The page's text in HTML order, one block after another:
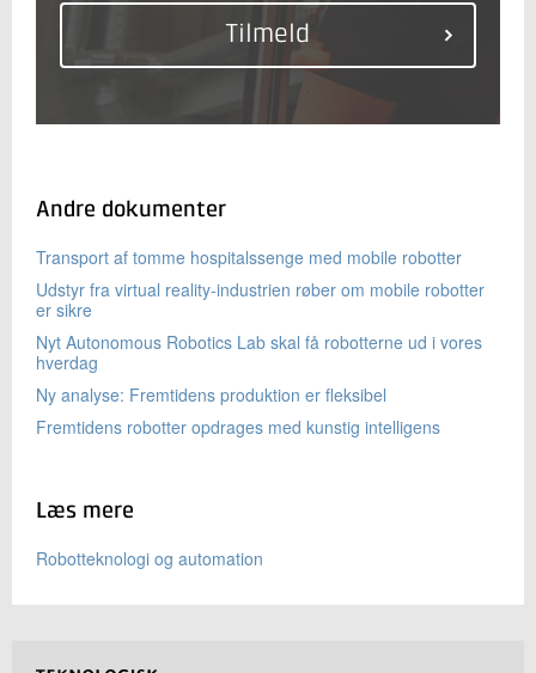
Andre dokumenter
Transport af tomme hospitalssenge med mobile robotter
Udstyr fra virtual reality-industrien røber om mobile robotter
er sikre
Nyt Autonomous Robotics Lab skal få robotterne ud i vores
hverdag
Ny analyse: Fremtidens produktion er fleksibel
Fremtidens robotter opdrages med kunstig intelligens
Læs mere
Robotteknologi og automation